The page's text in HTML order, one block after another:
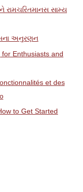
રામચરિતમાનસ સામ્ય
અનુરણન
Enthusiasts and
et des
to Get Started